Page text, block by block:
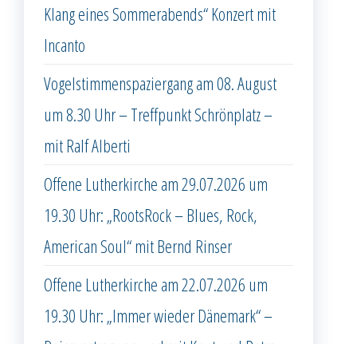
Klang eines Sommerabends“ Konzert mit
Incanto
Vogelstimmenspaziergang am 08. August
um 8.30 Uhr – Treffpunkt Schrönplatz –
mit Ralf Alberti
Offene Lutherkirche am 29.07.2026 um
19.30 Uhr: „RootsRock – Blues, Rock,
American Soul“ mit Bernd Rinser
Offene Lutherkirche am 22.07.2026 um
19.30 Uhr: „Immer wieder Dänemark“ –